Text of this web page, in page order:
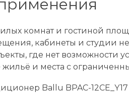
комнат и гостиной
кабинеты и студии
где нет возможности
и места с
Ballu BPAC-